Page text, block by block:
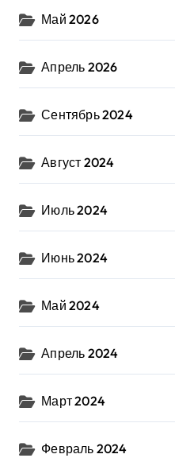
Май 2026
Апрель 2026
Сентябрь 2024
Август 2024
Июль 2024
Июнь 2024
Май 2024
Апрель 2024
Март 2024
Февраль 2024